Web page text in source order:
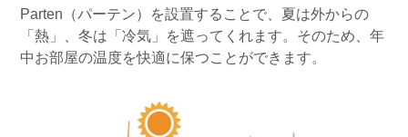
Parten（パーテン）を設置することで、夏は外からの
「熱」、冬は「冷気」を遮ってくれます。そのため、年
中お部屋の温度を快適に保つことができます。